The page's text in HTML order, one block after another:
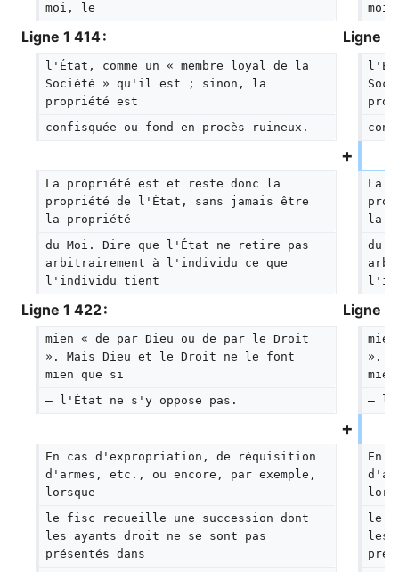
moi, le
Ligne 1 414 : Ligne 1
l'État, comme un « membre loyal de la
Société » qu'il est ; sinon, la
propriété est
confisquée ou fond en procès ruineux.
La propriété est et reste donc la
propriété de l'État, sans jamais être
la propriété
La
la
du Moi. Dire que l'État ne retire pas
arbitrairement à l'individu ce que
l'individu tient
du
Ligne 1 422 : Ligne 1
mien « de par Dieu ou de par le Droit
». Mais Dieu et le Droit ne le font
mien que si
».
— l'État ne s'y oppose pas.
—
En cas d'expropriation, de réquisition
d'armes, etc., ou encore, par exemple,
lorsque
En
le fisc recueille une succession dont
les ayants droit ne se sont pas
présentés dans
le
les